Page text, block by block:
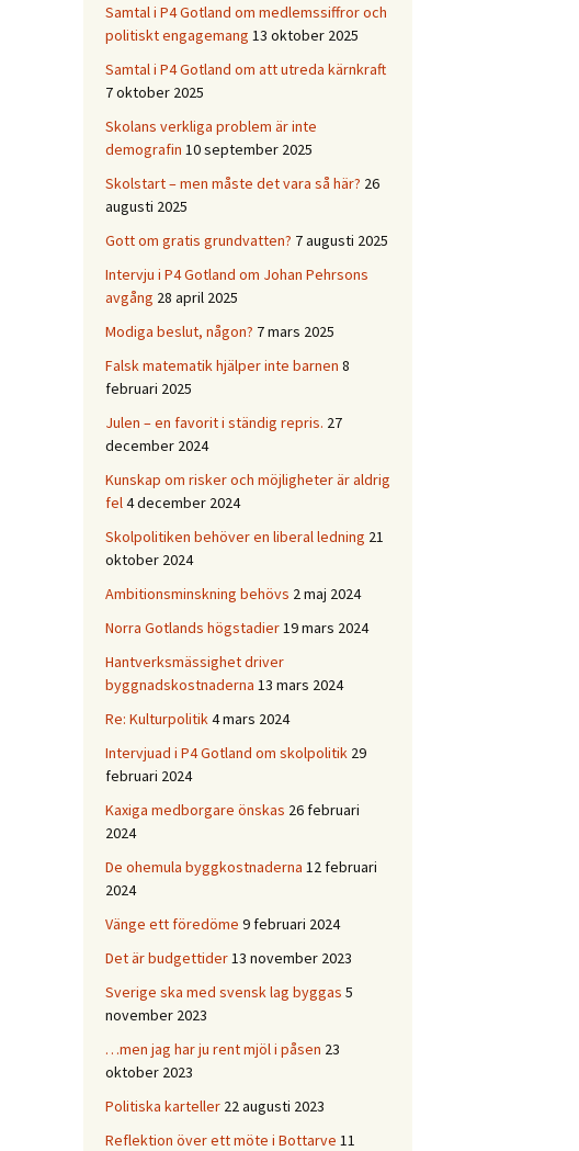
Samtal i P4 Gotland om medlemssiffror och
politiskt engagemang 13 oktober 2025
Samtal i P4 Gotland om att utreda kärnkraft
7 oktober 2025
Skolans verkliga problem är inte
demografin 10 september 2025
Skolstart – men måste det vara så här? 26
augusti 2025
Gott om gratis grundvatten? 7 augusti 2025
Intervju i P4 Gotland om Johan Pehrsons
avgång 28 april 2025
Modiga beslut, någon? 7 mars 2025
Falsk matematik hjälper inte barnen 8
februari 2025
Julen – en favorit i ständig repris. 27
december 2024
Kunskap om risker och möjligheter är aldrig
fel4 december 2024
Skolpolitiken behöver en liberal ledning 21
oktober 2024
Ambitionsminskning behövs 2 maj 2024
Norra Gotlands högstadier19 mars 2024
Hantverksmässighet driver
byggnadskostnaderna 13 mars 2024
Re: Kulturpolitik4 mars 2024
Intervjuad i P4 Gotland om skolpolitik 29
februari 2024
Kaxiga medborgare önskas 26 februari
2024
De ohemula byggkostnaderna 12 februari
2024
Vänge ett föredöme 9 februari 2024
Det är budgettider13 november 2023
Sverige ska med svensk lag byggas 5
november 2023
…men jag har ju rent mjöl i påsen 23
oktober 2023
Politiska karteller 22 augusti 2023
Reflektion över ett möte i Bottarve 11